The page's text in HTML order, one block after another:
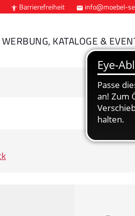
 Barrierefreiheit  info@moebel-
WERBUNG, KATALOGE &